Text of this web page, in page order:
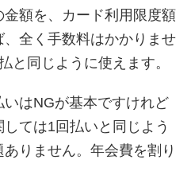
額を、カード利用限度額
全く手数料はかかりませ
と同じように使えます。
はNGが基本ですけれど
ては1回払いと同じよう
りません。年会費を割り